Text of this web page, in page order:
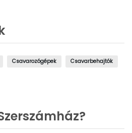
Csavarozógépek Csavarbehajtók